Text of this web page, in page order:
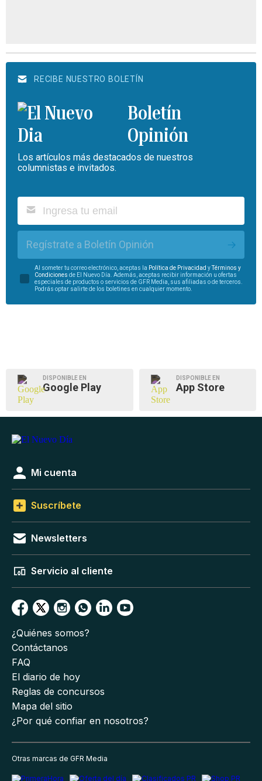
RECIBE NUESTRO BOLETÍN
Boletín
Opinión
Los artículos más destacados de nuestros
columnistas e invitados.
Regístrate a Boletín Opinión
Al someter tu correo electrónico, aceptas la Política de Privacidad y
Términos y
Condiciones de El Nuevo Día. Además, aceptas recibir información u ofertas
especiales de productos o servicios de GFR Media, sus afiliadas o de terceros.
Podrás optar salirte de los boletines en cualquier momento.
DISPONIBLE EN
Google Play
DISPONIBLE EN
App Store
Mi cuenta
Suscríbete
Newsletters
Servicio al cliente
¿Quiénes somos?
Contáctanos
FAQ
El diario de hoy
Reglas de concursos
Mapa del sitio
¿Por qué confiar en nosotros?
Otras marcas de GFR Media